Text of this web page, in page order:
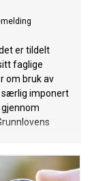
er tildelt
faglige
om bruk av
særlig imponert